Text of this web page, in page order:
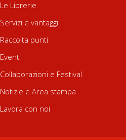
Le Librerie
Servizi e vantaggi
Raccolta punti
Eventi
Collaborazioni e Festival
Notizie e Area stampa
Lavora con noi